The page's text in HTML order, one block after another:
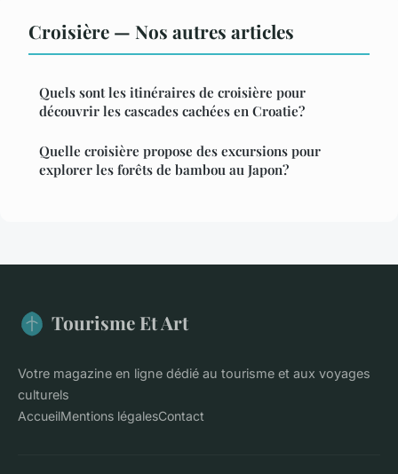
Croisière — Nos autres articles
Quels sont les itinéraires de croisière pour
découvrir les cascades cachées en Croatie?
Quelle croisière propose des excursions pour
explorer les forêts de bambou au Japon?
Tourisme Et Art
Votre magazine en ligne dédié au tourisme et aux voyages
culturels
AccueilMentions légalesContact